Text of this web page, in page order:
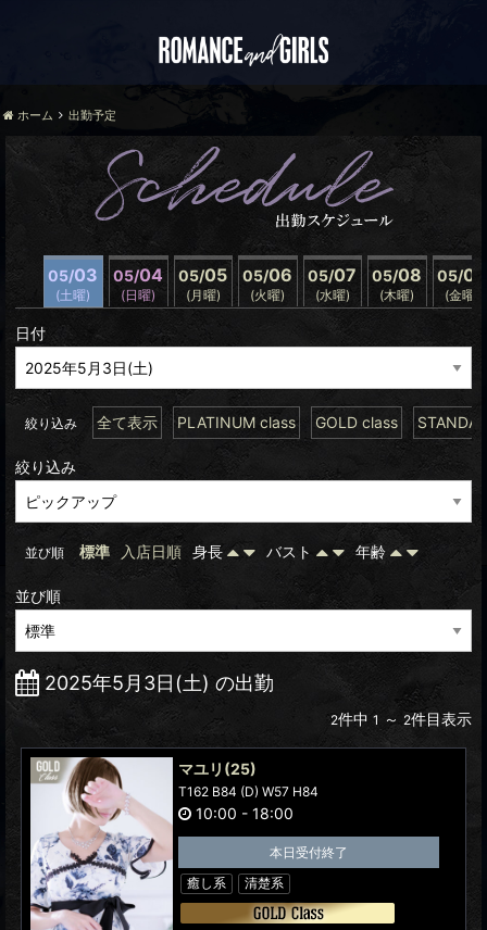
ホーム 出勤予定
05/03
(土曜)
05/04
(日曜)
05/05
(月曜)
05/06
(火曜)
05/07
(水曜)
05/08
(木曜)
05/09
(金曜)
日付
絞り込み 全て表示 PLATINUM class GOLD class
絞り込み
並び順 標準 入店日順 身長 バスト 年齢
並び順
2025年5月3日(土) の出勤
2件中 1 ～ 2件目表示
マユリ (25)
T162 B84 (D) W57 H84
10:00 - 18:00
本日受付終了
癒し系
清楚系